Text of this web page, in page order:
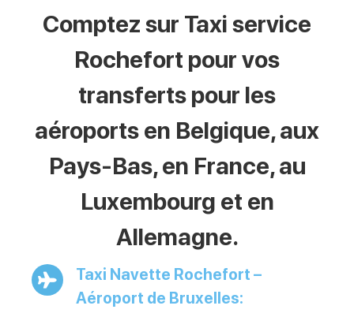
Comptez sur Taxi service
Rochefort pour vos
transferts pour les
aéroports en Belgique, aux
Pays-Bas, en France, au
Luxembourg et en
Allemagne.
Taxi Navette Rochefort –
Aéroport de Bruxelles: